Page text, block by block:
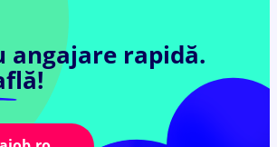
angajare rapidă.